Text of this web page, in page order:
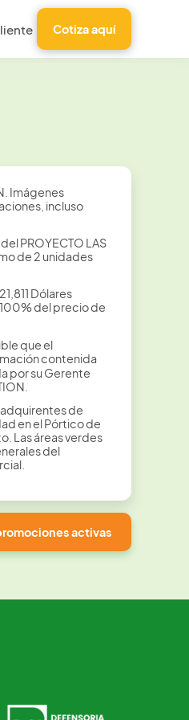
Cotiza aquí
Imágenes
incluso
PROYECTO LAS
de 2 unidades
Dólares
del precio de
que el
contenida
por su Gerente
de
en el Pórtico de
Las áreas verdes
del
activas